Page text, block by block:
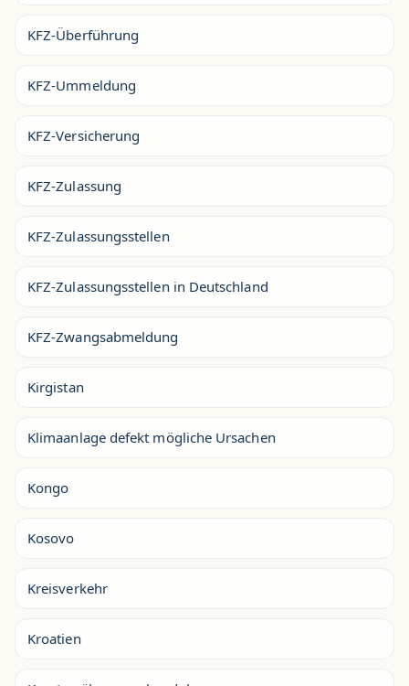
KFZ-Überführung
KFZ-Ummeldung
KFZ-Versicherung
KFZ-Zulassung
KFZ-Zulassungsstellen
KFZ-Zulassungsstellen in Deutschland
KFZ-Zwangsabmeldung
Kirgistan
Klimaanlage defekt mögliche Ursachen
Kongo
Kosovo
Kreisverkehr
Kroatien